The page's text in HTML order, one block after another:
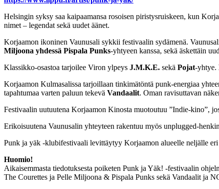
Helsingin syksy saa kaipaamansa rosoisen piristysruiskeen, kun
nimet – legendat sekä uudet äänet.
Korjaamon ikoninen Vaunusali sykkii festivaalin sydämenä.
Miljoona yhdessä Pispala Punks-yhtyeen kanssa, sekä äskettäin
Klassikko-osastoa tarjoilee Viron ylpeys J.M.K.E. sekä Pojat-yhtye.
Korjaamon Kulmasalissa tarjoillaan tinkimätöntä punk-energiaa
tapahtumaa varten paluun tekevä Vandaalit. Oman ravisuttavan
Festivaalin uutuutena Korjaamon Kinosta muotoutuu ”Indie-kino”,
Erikoisuutena Vaunusalin yhteyteen rakentuu myös unplugged-
Punk ja yäk -klubifestivaali levittäytyy Korjaamon alueelle neljälle
Huomio!
Aikaisemmasta tiedotuksesta poiketen Punk ja Yäk! -festivaalin
The Courettes ja Pelle Miljoona & Pispala Punks sekä Vandaalit ja